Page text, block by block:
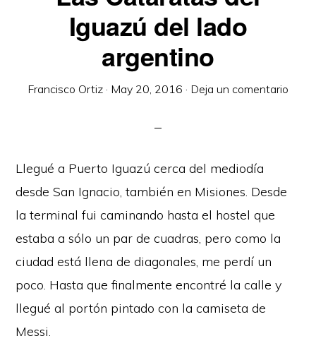
Iguazú del lado
argentino
Francisco Ortiz · May 20, 2016 · Deja un comentario
Llegué a Puerto Iguazú cerca del mediodía
desde San Ignacio, también en Misiones. Desde
la terminal fui caminando hasta el hostel que
estaba a sólo un par de cuadras, pero como la
ciudad está llena de diagonales, me perdí un
poco. Hasta que finalmente encontré la calle y
llegué al portón pintado con la camiseta de
Messi.